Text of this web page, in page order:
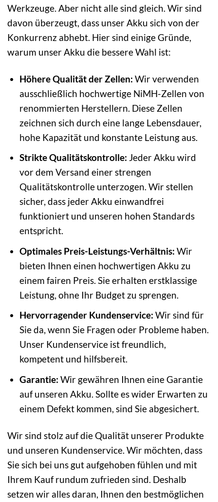
Werkzeuge. Aber nicht alle sind gleich. Wir sind
davon überzeugt, dass unser Akku sich von der
Konkurrenz abhebt. Hier sind einige Gründe,
warum unser Akku die bessere Wahl ist:
Höhere Qualität der Zellen: Wir verwenden
ausschließlich hochwertige NiMH-Zellen von
renommierten Herstellern. Diese Zellen
zeichnen sich durch eine lange Lebensdauer,
hohe Kapazität und konstante Leistung aus.
Strikte Qualitätskontrolle: Jeder Akku wird
vor dem Versand einer strengen
Qualitätskontrolle unterzogen. Wir stellen
sicher, dass jeder Akku einwandfrei
funktioniert und unseren hohen Standards
entspricht.
Optimales Preis-Leistungs-Verhältnis: Wir
bieten Ihnen einen hochwertigen Akku zu
einem fairen Preis. Sie erhalten erstklassige
Leistung, ohne Ihr Budget zu sprengen.
Hervorragender Kundenservice: Wir sind für
Sie da, wenn Sie Fragen oder Probleme haben.
Unser Kundenservice ist freundlich,
kompetent und hilfsbereit.
Garantie: Wir gewähren Ihnen eine Garantie
auf unseren Akku. Sollte es wider Erwarten zu
einem Defekt kommen, sind Sie abgesichert.
Wir sind stolz auf die Qualität unserer Produkte
und unseren Kundenservice. Wir möchten, dass
Sie sich bei uns gut aufgehoben fühlen und mit
Ihrem Kauf rundum zufrieden sind. Deshalb
setzen wir alles daran, Ihnen den bestmöglichen